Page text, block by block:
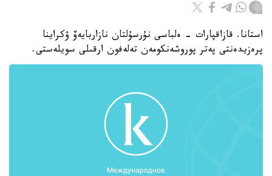
استانا. قازاقپارات - ەلباسى نۇرسۇلتان نازاربايەۆ ۋكراينا
پرەزيدەنتى پەتر پوروشەنكومەن تەلەفون ارقىلى سويلەستى.